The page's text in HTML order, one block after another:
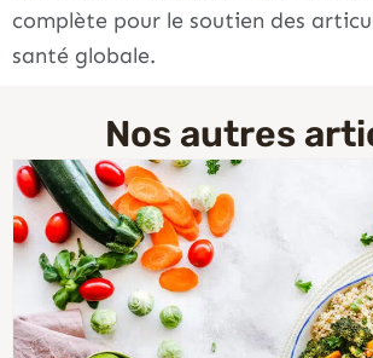
complète pour le soutien des
santé globale.
Nos autres